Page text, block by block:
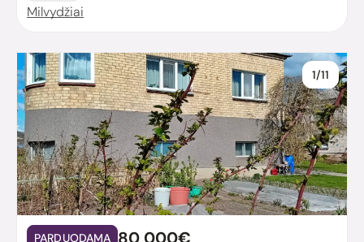
Milvydžiai
1/11
PARDUODAMA